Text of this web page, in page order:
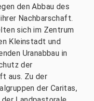
den Abbau des
Nachbarschaft.
sich im Zentrum
Kleinstadt und
Uranabbau in
der
aus. Zu der
der Caritas,